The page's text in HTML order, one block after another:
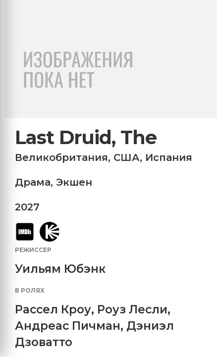
Last Druid, The
Великобритания, США, Испания
Драма, Экшен
2027
РЕЖИССЕР
Уильям Юбэнк
В РОЛЯХ
Рассел Кроу, Роуз Лесли,
Андреас Пичман, Дэниэл
Дзоватто